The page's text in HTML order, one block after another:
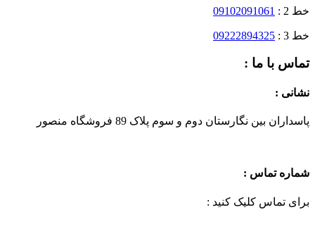
خط 2 : 09102091061
خط 3 : 09222894325
تماس با ما :
نشانی :
پاسداران بین نگارستان دوم و سوم پلاک 89 فروشگاه منصور
شماره تماس :
برای تماس کلیک کنید :